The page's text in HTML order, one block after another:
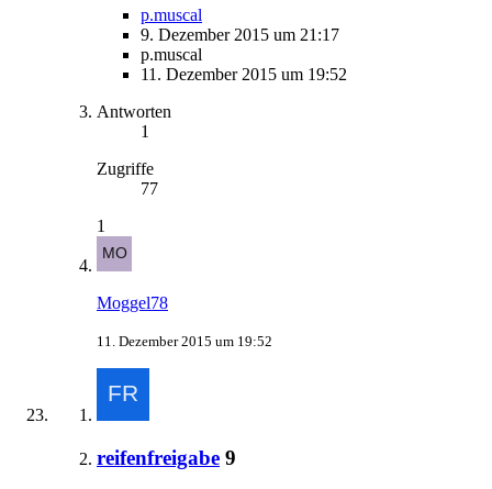
p.muscal
9. Dezember 2015 um 21:17
p.muscal
11. Dezember 2015 um 19:52
Antworten
1
Zugriffe
77
1
Moggel78
11. Dezember 2015 um 19:52
reifenfreigabe 9